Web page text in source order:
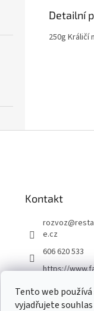
Tento web
vyjadřujete
Detailní
250g Králičí
Kontakt
rozvoz@
e.cz
606 620 533
https://